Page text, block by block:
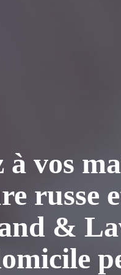
vos
russe
&